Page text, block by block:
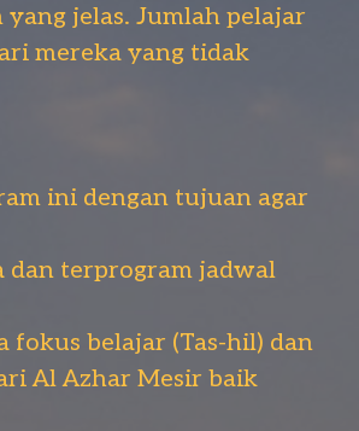
jelas. Jumlah pelajar
mereka yang tidak
ini dengan tujuan agar
dan terprogram jadwal
fokus belajar (Tas-hil) dan
Al Azhar Mesir baik